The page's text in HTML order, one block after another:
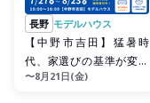
長野 モデルハウス
【中野市吉田】猛暑時
代、家選びの基準が変わ
る！全館空調体感会
〜8月21日(金)